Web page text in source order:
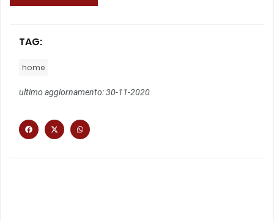
TAG:
home
ultimo aggiornamento: 30-11-2020